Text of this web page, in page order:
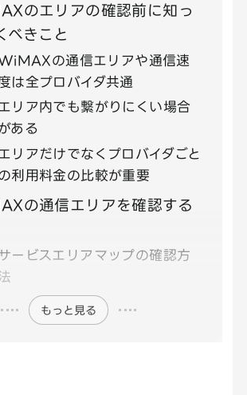
のエリアの確認前に知っ
べきこと
の通信エリアや通信速
は全プロバイダ共通
リア内でも繋がりにくい場合
ある
エリアだけでなくプロバイダごと
利用料金の比較が重要
の通信エリアを確認する
ービスエリアマップの確認方
もっと見る